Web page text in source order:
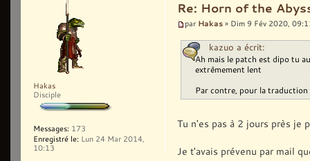
Re: Horn of the
par Hakas » Dim 9 Fév 2020,
kazuo a écrit:
Ah mais le patch est dipo tu
extrêmement lent
Par contre, pour la traduction
Tu n'es pas à 2 jours près je
Je t'avais prévenu par mail
Hakas
Disciple
Messages: 173
Enregistré le: Lun 24 Mar 2014,
10:13